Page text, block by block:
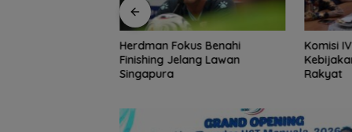
Komisi IV Terus Perkuat
Kebijakan Kesejahteraan
Rakyat
Baru 10
90